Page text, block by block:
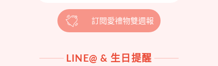
訂閱愛禮物雙週報
LINE@ & 生日提醒